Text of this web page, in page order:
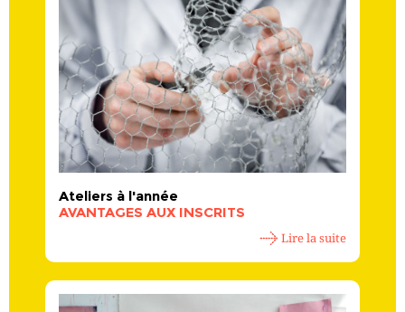
Ateliers à l'année
AVANTAGES AUX INSCRITS
Lire la suite